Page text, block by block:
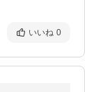
いいね 0